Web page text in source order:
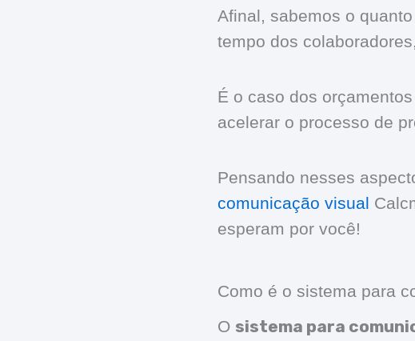
Afinal, sabemos o
tempo dos
É o caso dos
acelerar o processo de
Pensando nesses
comunicação visual
esperam por você!
Como é o sistema para
O sistema para